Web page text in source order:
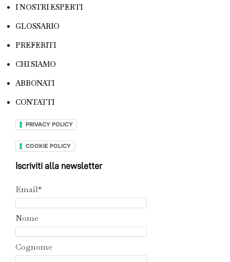
I NOSTRI ESPERTI
GLOSSARIO
PREFERITI
CHI SIAMO
ABBONATI
CONTATTI
PRIVACY POLICY
COOKIE POLICY
Iscriviti alla newsletter
Email*
Nome
Cognome